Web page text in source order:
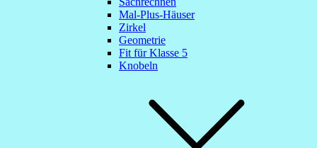
Mal-Plus-Häuser
Zirkel
Geometrie
Fit für Klasse 5
Knobeln